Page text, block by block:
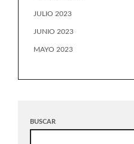
JULIO 2023
JUNIO 2023
MAYO 2023
BUSCAR